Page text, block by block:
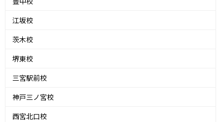
江坂校
茨木校
堺東校
三宮駅前校
神戸三ノ宮校
西宮北口校